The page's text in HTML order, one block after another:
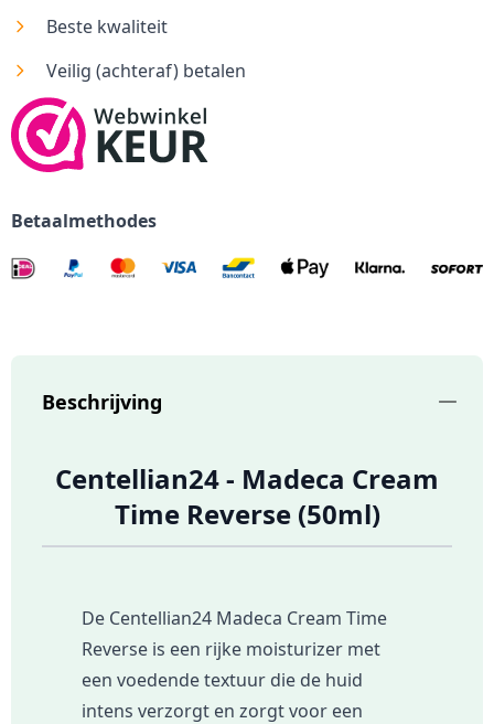
Beste kwaliteit
Veilig (achteraf) betalen
Betaalmethodes
Beschrijving
Centellian24 - Madeca Cream
Time Reverse (50ml)
De Centellian24 Madeca Cream Time
Reverse is een rijke moisturizer met
een voedende textuur die de huid
intens verzorgt en zorgt voor een